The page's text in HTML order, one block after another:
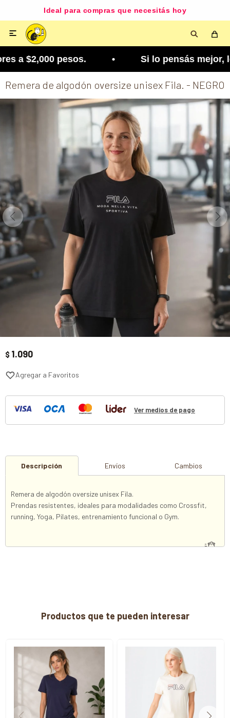
Ideal para compras que necesitás hoy

a $2,000 pesos. • Si lo pensás mejor, lo
Remera de algodón oversize unisex Fila. - NEGRO
$ 1.090
Ver medios de pago
Descripción Envíos Cambios
Remera de algodón oversize unisex Fila.
Prendas resistentes, ideales para modalidades como Crossfit,
running, Yoga, Pilates, entrenamiento funcional o Gym.
Productos que te pueden interesar